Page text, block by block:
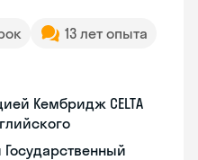
13 лет опыта
Кембридж CELTA